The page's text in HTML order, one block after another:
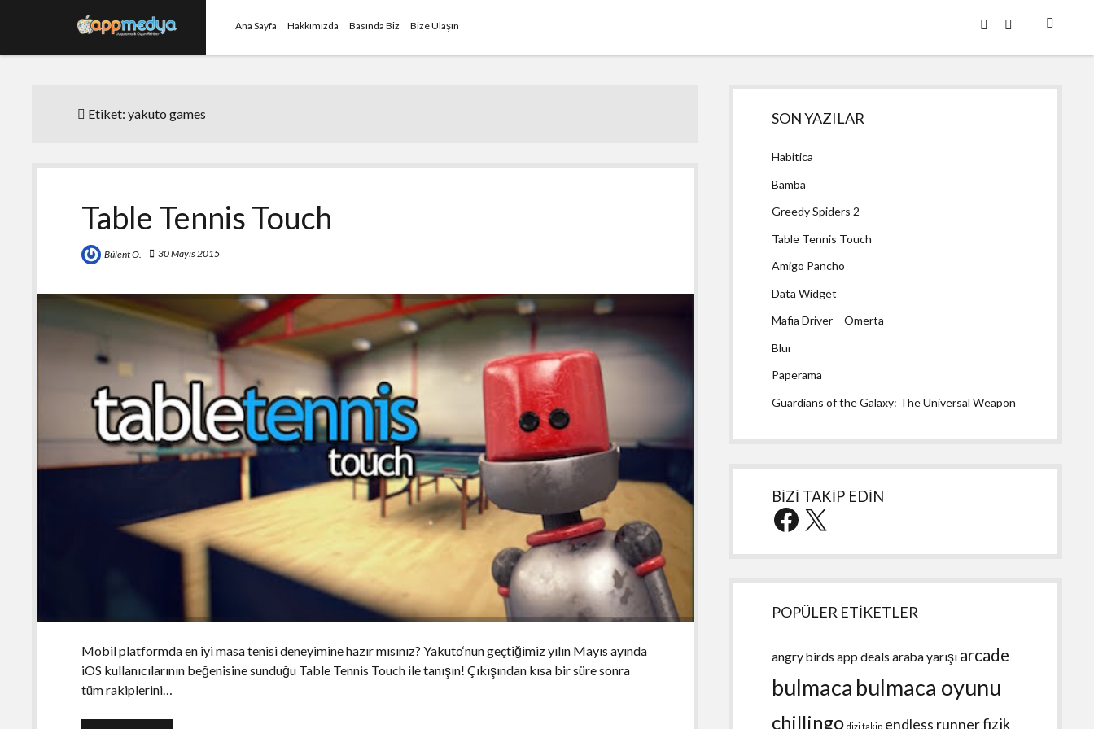
Ana Sayfa Hakkımızda Basında Biz Bize Ulaşın twitterfacebook
Etiket:yakuto games
Table Tennis Touch
Bülent O. 30 Mayıs 2015
Mobil platformda en iyi masa tenisi deneyimine hazır mısınız? Yakuto‘nun geçtiğimiz yılın Mayıs ayında
iOS kullanıcılarının beğenisine sunduğu Table Tennis Touch ile tanışın! Çıkışından kısa bir süre sonra
tüm rakiplerini…
Yan
Menü
SON YAZILAR
Habitica
Bamba
Greedy Spiders 2
Table Tennis Touch
Amigo Pancho
Data Widget
Mafia Driver – Omerta
Blur
Paperama
Guardians of the Galaxy: The Universal Weapon
BİZİ TAKİP EDİN
Facebook
X
POPÜLER ETİKETLER
angry birds app deals araba yarışı arcade
bulmaca bulmaca oyunu
chillingo dizi takip endless runnerfizik